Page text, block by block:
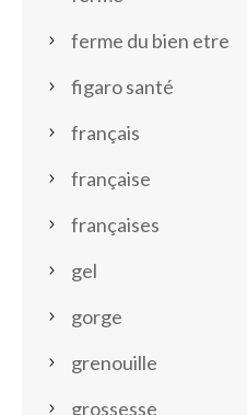
ferme du bien etre
figaro santé
français
française
françaises
gel
gorge
grenouille
grossesse